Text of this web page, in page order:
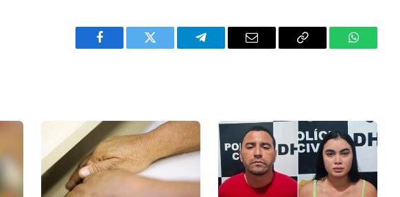
Facebook Twitter Telegram Email
Copy
WhatsApp